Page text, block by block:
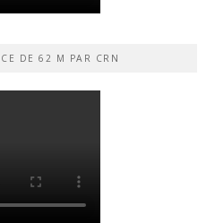
DE 62 M PAR CRN